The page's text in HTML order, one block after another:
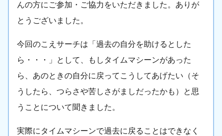
んの方にご参加・ご協力をいただきました。ありが
とうございました。
今回のこえサーチは「過去の自分を助けるとした
ら・・・」として、もしタイムマシーンがあった
ら、あのときの自分に戻ってこうしてあげたい（そ
うしたら、つらさや苦しさがましだったかも）と思
うことについて聞きました。
実際にタイムマシーンで過去に戻ることはできなく